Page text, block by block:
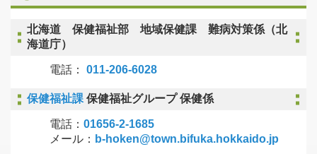
北海道 保健福祉部 地域保健課 難病対策係（北
海道庁）
電話： 011-206-6028
保健福祉課 保健福祉グループ 保健係
電話： 01656-2-1685
メール： b-hoken@town.bifuka.hokkaido.jp